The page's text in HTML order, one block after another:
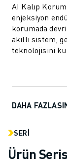
AI Kalıp
enjeksiyon
korumada
akıllı sistem,
teknolojisini
DAHA
SERI
Ürün